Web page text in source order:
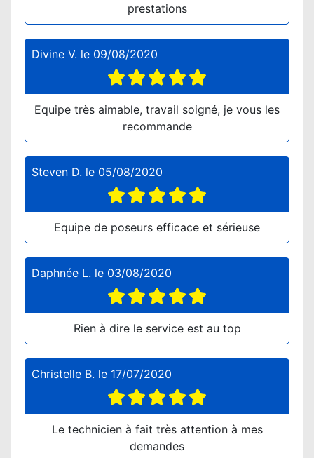
prestations
Divine V. le 09/08/2020
Equipe très aimable, travail soigné, je vous les
recommande
Steven D. le 05/08/2020
Equipe de poseurs efficace et sérieuse
Daphnée L. le 03/08/2020
Rien à dire le service est au top
Christelle B. le 17/07/2020
Le technicien à fait très attention à mes
demandes